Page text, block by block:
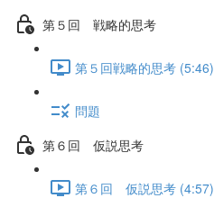
第５回 戦略的思考
第５回戦略的思考 (5:46)
問題
第６回 仮説思考
第６回 仮説思考 (4:57)